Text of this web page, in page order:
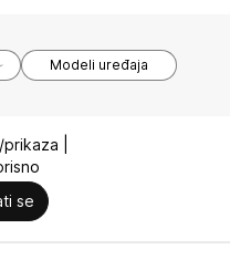
Modeli uređaja
|
se